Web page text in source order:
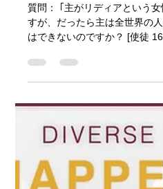
て、その部分を満たしている
しみを満たす｣
質問： ｢主がリディアという
すが、だったら主は全世界の
はできないのですか？ [使徒
様は、人々の心を無理矢理こ
制的に与えるお方ではありま
せん。 この箇所の理解で大切
し前に書かれている ｢神を敬
リディアは、パウロに会う前
ことが大きな前提です。さら
にまで行くほど忠実だったの